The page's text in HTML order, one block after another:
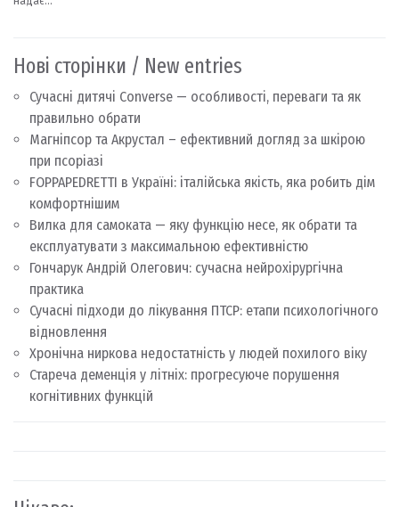
Нові сторінки / New entries
Сучасні дитячі Converse — особливості, переваги та як
правильно обрати
Магніпсор та Акрустал – ефективний догляд за шкірою
при псоріазі
FOPPAPEDRETTI в Україні: італійська якість, яка робить дім
комфортнішим
Вилка для самоката — яку функцію несе, як обрати та
експлуатувати з максимальною ефективністю
Гончарук Андрій Олегович: сучасна нейрохірургічна
практика
Сучасні підходи до лікування ПТСР: етапи психологічного
відновлення
Хронічна ниркова недостатність у людей похилого віку
Стареча деменція у літніх: прогресуюче порушення
когнітивних функцій